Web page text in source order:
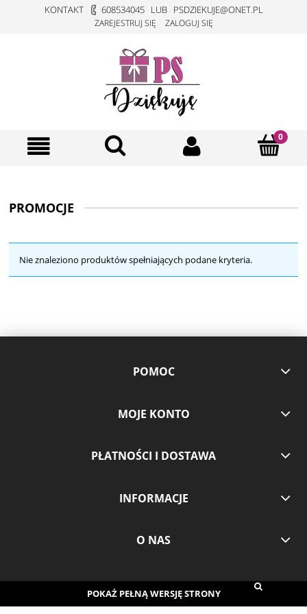
KONTAKT 608534045LUB PSDZIEKUJE@ONET.PL
ZAREJESTRUJ SIĘ ZALOGUJ SIĘ
PROMOCJE
Nie znaleziono produktów spełniających podane kryteria.
POMOC
MOJE KONTO
PŁATNOŚCI I DOSTAWA
INFORMACJE
O NAS
POKAŻ PEŁNĄ WERSJĘ STRONY